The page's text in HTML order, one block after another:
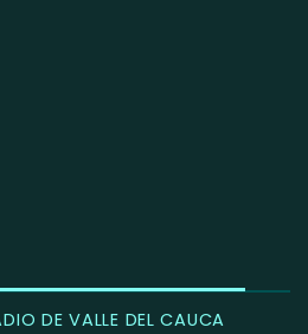
DE VALLE DEL CAUCA